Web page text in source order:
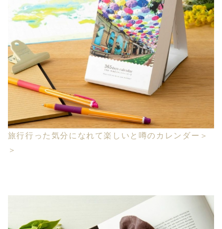
旅行行った気分になれて楽しいと噂のカレンダー＞
＞